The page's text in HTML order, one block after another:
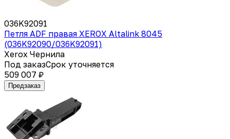
036K92091
Петля ADF правая XEROX Altalink 8045
(036K92090/036K92091)
Xerox Чернила
Под заказСрок уточняется
509 007 ₽
Предзаказ